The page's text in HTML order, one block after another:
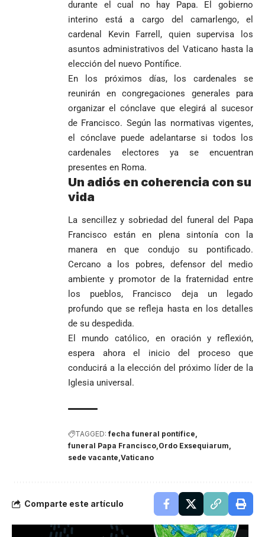
durante el cual no hay Papa. El gobierno
interino está a cargo del camarlengo, el
cardenal Kevin Farrell, quien supervisa los
asuntos administrativos del Vaticano hasta la
elección del nuevo Pontífice.
En los próximos días, los cardenales se
reunirán en congregaciones generales para
organizar el cónclave que elegirá al sucesor
de Francisco. Según las normativas vigentes,
el cónclave puede adelantarse si todos los
cardenales electores ya se encuentran
presentes en Roma.
Un adiós en coherencia con su
vida
La sencillez y sobriedad del funeral del Papa
Francisco están en plena sintonía con la
manera en que condujo su pontificado.
Cercano a los pobres, defensor del medio
ambiente y promotor de la fraternidad entre
los pueblos, Francisco deja un legado
profundo que se refleja hasta en los detalles
de su despedida.
El mundo católico, en oración y reflexión,
espera ahora el inicio del proceso que
conducirá a la elección del próximo líder de la
Iglesia universal.
TAGGED: fecha funeral pontífice
funeral Papa Francisco Ordo Exsequiarum
sede vacante Vaticano
Comparte este artículo